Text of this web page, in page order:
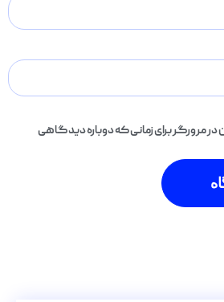
مرورگر برای زمانی که دوباره دیدگاهی